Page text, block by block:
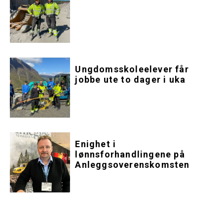
Ungdomsskoleelever får
jobbe ute to dager i uka
Enighet i
lønnsforhandlingene på
Anleggsoverenskomsten